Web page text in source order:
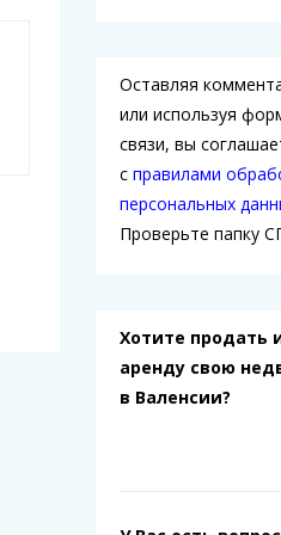
Оставляя
или используя
связи, вы
с правилами
персональных
Проверьте папку
Хотите продать
аренду свою
в Валенсии?